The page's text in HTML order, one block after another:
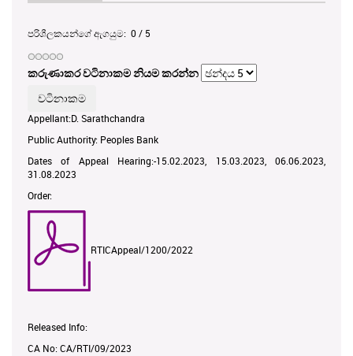
පරිශීලකයන්ගේ ඇගයුම: 0/ 5
කරුණාකර වටිනාකම නියම කරන්න
Appellant:D. Sarathchandra
Public Authority: Peoples Bank
Dates of Appeal Hearing:-15.02.2023, 15.03.2023, 06.06.2023,
31.08.2023
Order:
RTICAppeal/1200/2022
Released Info:
CA No: CA/RTI/09/2023